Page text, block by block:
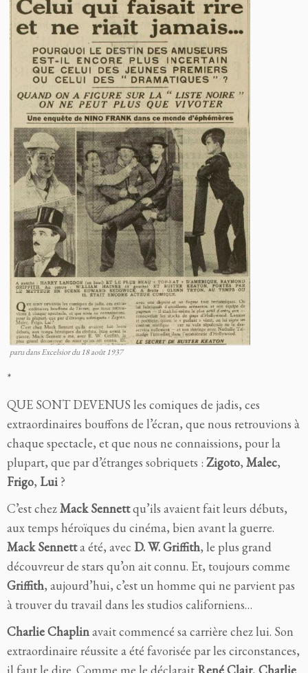
paru dans Excelsior du 18 août 1937
*
QUE SONT DEVENUS les comiques de jadis, ces
extraordinaires bouffons de l’écran, que nous retrouvions à
chaque spectacle, et que nous ne connaissions, pour la
plupart, que par d’étranges sobriquets : Zigoto, Malec,
Frigo, Lui ?
C’est chezMack Sennettqu’ils avaient fait leurs débuts,
aux temps héroïques du cinéma, bien avant la guerre.
Mack Sennetta été, avec D. W. Griffith, le plus grand
découvreur de stars qu’on ait connu. Et, toujours comme
Griffith, aujourd’hui, c’est un homme qui ne parvient pas
à trouver du travail dans les studios californiens…
Charlie Chaplinavait commencé sa carrière chez lui. Son
extraordinaire réussite a été favorisée par les circonstances,
il faut le dire. Comme me le déclarait René Clair, Charlie